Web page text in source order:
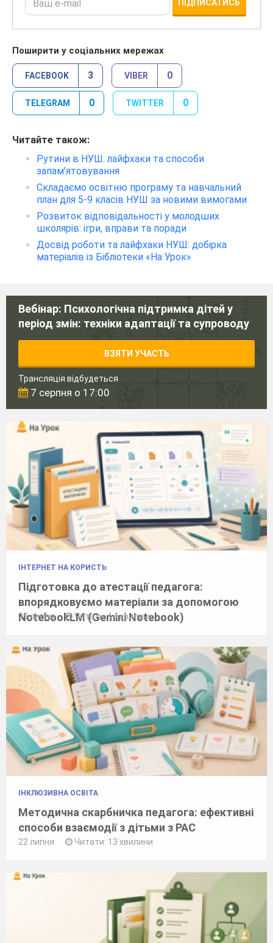
ПІДПИСАТИСЬ
Поширити у соціальних мережах
FACEBOOK 3 VIBER 0
TELEGRAM 0 TWITTER 0
Читайте також:
Рутини в НУШ: лайфхаки та способи
запам’ятовування
Складаємо освітню програму та навчальний
план для 5-9 класів НУШ за новими вимогами
Розвиток відповідальності у молодших
школярів: ігри, вправи та поради
Досвід роботи та лайфхаки НУШ: добірка
матеріалів із Бібліотеки «На Урок»
Вебінар: Психологічна підтримка дітей у
період змін: техніки адаптації та супроводу
ВЗЯТИ УЧАСТЬ
Трансляція відбудеться
7 серпня о 17:00
ІНТЕРНЕТ НА КОРИСТЬ
Підготовка до атестації педагога:
впорядковуємо матеріали за допомогою
NotebookLM (Gemini Notebook)
29 липня Читати: 14 хвилини
ІНКЛЮЗИВНА ОСВІТА
Методична скарбничка педагога: ефективні
способи взаємодії з дітьми з РАС
22 липня Читати: 13 хвилини